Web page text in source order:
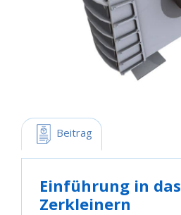
Beitrag
Einführung in das
Zerkleinern